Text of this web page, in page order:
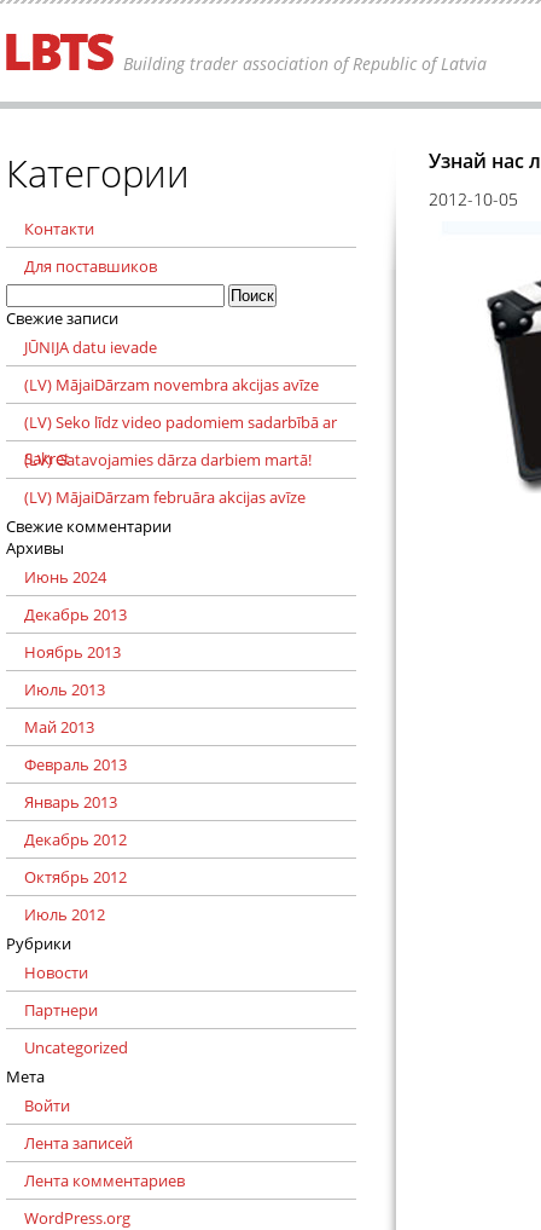
Building trader association of Republic of Latvia
Категории
Контакти
Для поставшиков
Свежие записи
JŪNIJA datu ievade
(LV) MājaiDārzam novembra akcijas avīze
(LV) Seko līdz video padomiem sadarbībā ar
Sakret
(LV) Gatavojamies dārza darbiem martā!
(LV) MājaiDārzam februāra akcijas avīze
Свежие комментарии
Архивы
Июнь 2024
Декабрь 2013
Ноябрь 2013
Июль 2013
Май 2013
Февраль 2013
Январь 2013
Декабрь 2012
Октябрь 2012
Июль 2012
Рубрики
Новости
Партнери
Uncategorized
Мета
Войти
Лента записей
Лента комментариев
WordPress.org
Узнай нас
2012-10-05